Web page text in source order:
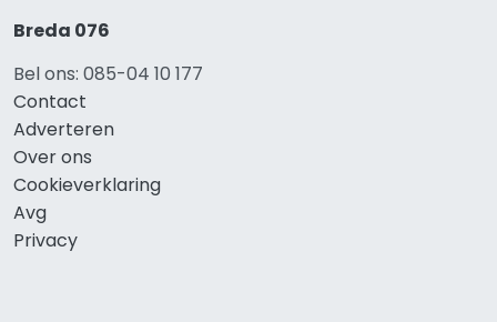
Breda 076
Bel ons: 085-04 10 177
Contact
Adverteren
Over ons
Cookieverklaring
Avg
Privacy